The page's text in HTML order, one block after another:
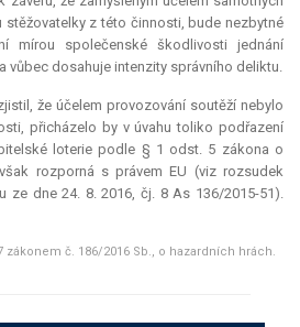
z této činnosti, bude nezbytné
mírou společenské škodlivosti jednání
vůbec dosahuje intenzity správního deliktu.
že účelem provozování soutěží nebylo
přicházelo by v úvahu toliko podřazení
loterie podle § 1 odst. 5 zákona o
rozporná s právem EU (viz rozsudek
ze dne 24. 8. 2016, čj. 8 As 136/2015-51).
zákonem č. 186/2016 Sb., o hazardních hrách.